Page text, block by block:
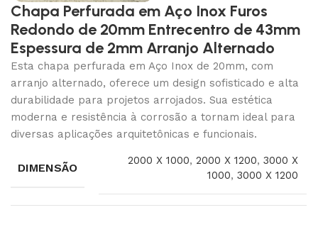
Chapa Perfurada em Aço Inox Furos
Redondo de 20mm Entrecentro de 43mm
Espessura de 2mm Arranjo Alternado
Esta chapa perfurada em Aço Inox de 20mm, com
arranjo alternado, oferece um design sofisticado e alta
durabilidade para projetos arrojados. Sua estética
moderna e resistência à corrosão a tornam ideal para
diversas aplicações arquitetônicas e funcionais.
DIMENSÃO
2000 X 1000,2000 X 1200,3000 X
1000,3000 X 1200